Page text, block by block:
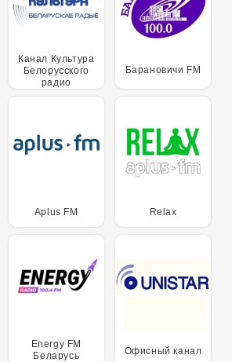
Канал Культура
Белорусского
радио
Барановичи FM
Aplus FM Relax
Energy FM
Беларусь
Офисный канал